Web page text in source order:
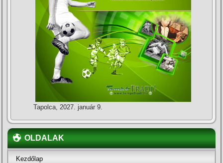
Tapolca, 2027. január 9.
OLDALAK
Kezdőlap